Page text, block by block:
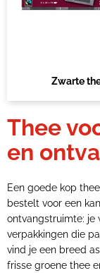
Zwarte
Thee
en
Een goede kop
bestelt voor een
ontvangstruimte: je
verpakkingen die
vind je een breed
frisse groene thee